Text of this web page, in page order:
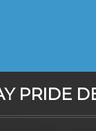
PRIDE